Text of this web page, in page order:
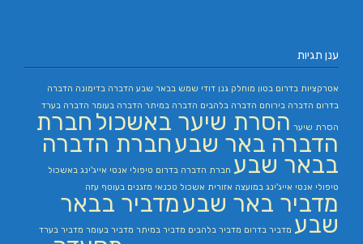
ענן תגיות
אטרקציות בדרום בטון מוחלק גנן דודי שמש בבאר שבע הדברה בדימונה הדברה
בדרום הדברה בירוחם הדברה בלהבים הדברה במיתר הדברה בעומר הדברה בערד
הסרת שיער הסרת שיער באשכול חברת
הדברה באר שבעחברת הדברה
בבאר שבע חברת הדברה בדרום טיפולי אנטי אייג'ינג באשכול
טיפולי אנטי אייג'ינג במועצה אזורית אשכול טכנאי מזגנים בעוטף עזה
מדביר באר שבעמדביר בבאר
שבע מדביר בדרום מדביר בלהבים מדביר במיתר מדביר בעומר מדביר בערד